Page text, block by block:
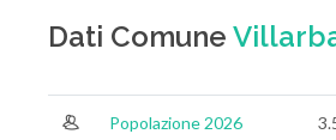
Dati Comune
Popolazione 2026